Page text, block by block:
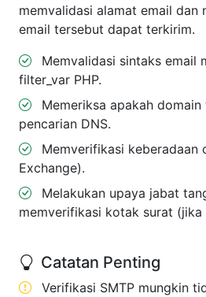
memvalidasi alamat email dan
email tersebut dapat terkirim.
Memvalidasi sintaks email
filter_var PHP.
Memeriksa apakah
pencarian DNS.
Memverifikasi keberadaan
Exchange).
Melakukan upaya jabat
memverifikasi kotak surat (jika
Catatan Penting
Verifikasi SMTP mungkin